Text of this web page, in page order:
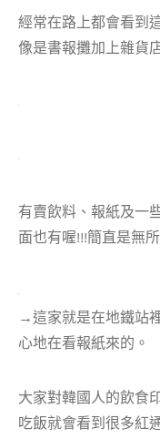
經常在路上都會看到
像是書報攤加上雜貨
有賣飲料、報紙及一
面也有喔!!!簡直是無
→這家就是在地鐵站
心地在看報紙來的。
大家對韓國人的飲食
吃飯就會看到很多紅